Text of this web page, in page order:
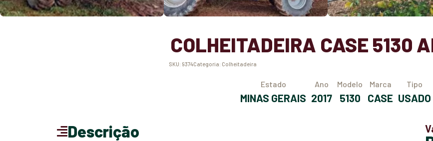
COLHEITADEIRA CASE 5130
SKU: 9374 Categoria: Colheitadeira
Estado
MINAS GERAIS
Ano
2017
Modelo
5130
Marca
CASE
Tipo
USADO
Descrição